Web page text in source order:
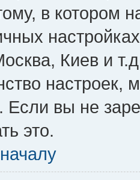
в котором
Киев и
настроек,
Если вы не
это.